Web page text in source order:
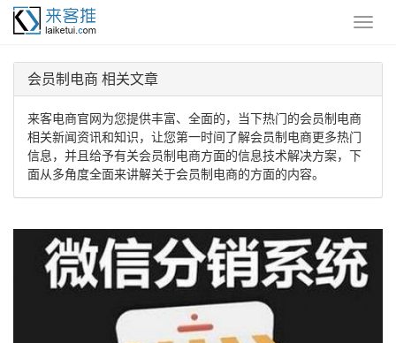
会员制电商 相关文章
来客电商官网为您提供丰富、全面的，当下热门的会员制电商
相关新闻资讯和知识，让您第一时间了解会员制电商更多热门
信息，并且给予有关会员制电商方面的信息技术解决方案，下
面从多角度全面来讲解关于会员制电商的方面的内容。